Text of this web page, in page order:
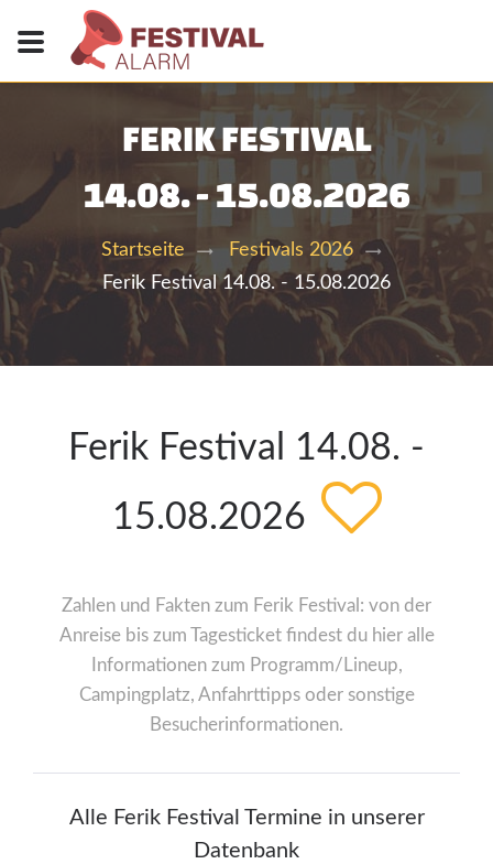
FERIK FESTIVAL
14.08. - 15.08.2026
Startseite
Festivals 2026
Ferik Festival 14.08. - 15.08.2026
Ferik Festival 14.08. -
15.08.2026
Zahlen und Fakten zum Ferik Festival: von der
Anreise bis zum Tagesticket findest du hier alle
Informationen zum Programm/Lineup,
Campingplatz, Anfahrttipps oder sonstige
Besucherinformationen.
Alle Ferik Festival Termine in unserer
Datenbank